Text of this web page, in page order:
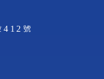
412號